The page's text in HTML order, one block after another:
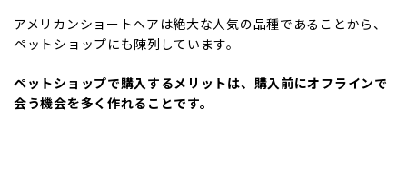
アメリカンショートヘアは絶大な人気の品種であることから、
ペットショップにも陳列しています。
ペットショップで購入するメリットは、購入前にオフラインで
会う機会を多く作れることです。